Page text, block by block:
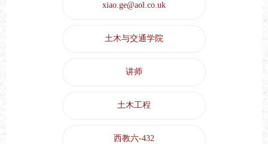
xiao.ge@aol.co.uk
土木与交通学院
讲师
土木工程
西教六-432